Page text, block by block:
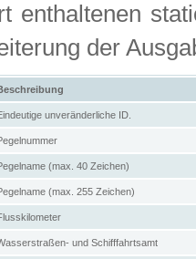
enthaltenen
der
unveränderliche ID.
(max. 40 Zeichen)
(max. 255 Zeichen)
und Schifffahrtsamt